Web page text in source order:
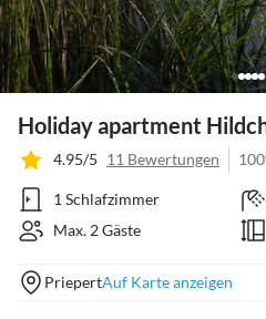
Holiday apartment
4.95/5 11 Bewertungen
1 Schlafzimmer
Max. 2 Gäste
PriepertAuf Karte anzeigen